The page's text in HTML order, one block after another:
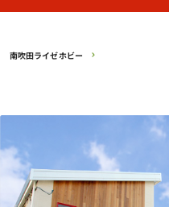
南吹田ライゼホビー